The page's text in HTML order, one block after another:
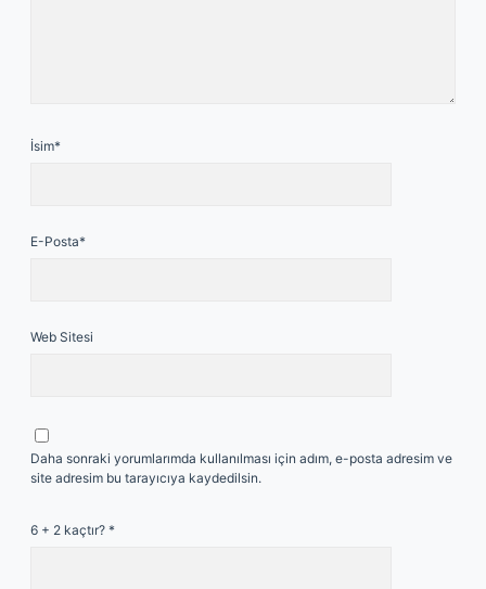
İsim*
E-Posta*
Web Sitesi
Daha sonraki yorumlarımda kullanılması için adım, e-posta adresim ve
site adresim bu tarayıcıya kaydedilsin.
6 + 2 kaçtır? *